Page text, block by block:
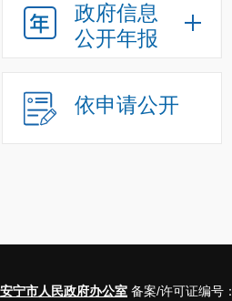
政府信息
公开年报
依申请公开
安宁市人民政府办公室 备案/许可证编号：